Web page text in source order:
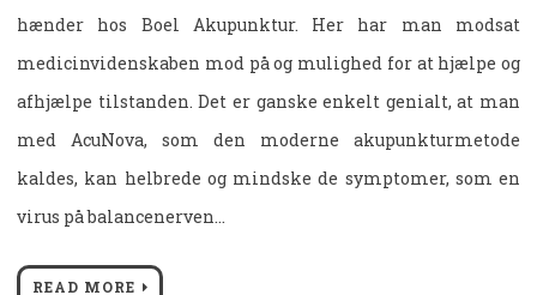
hænder hos Boel Akupunktur. Her har man modsat
medicinvidenskaben mod på og mulighed for at hjælpe og
afhjælpe tilstanden. Det er ganske enkelt genialt, at man
med AcuNova, som den moderne akupunkturmetode
kaldes, kan helbrede og mindske de symptomer, som en
virus på balancenerven…
READ MORE